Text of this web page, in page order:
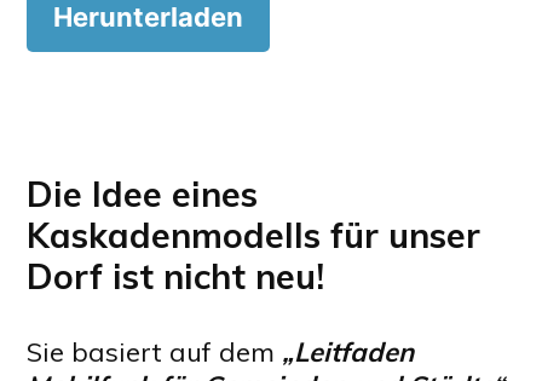
Herunterladen
Die Idee eines
Kaskadenmodells für unser
Dorf ist nicht neu!
Sie basiert auf dem „Leitfaden